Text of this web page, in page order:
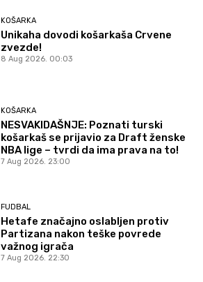
KOŠARKA
Unikaha dovodi košarkaša Crvene
zvezde!
8 Aug 2026. 00:03
KOŠARKA
NESVAKIDAŠNJE: Poznati turski
košarkaš se prijavio za Draft ženske
NBA lige – tvrdi da ima prava na to!
7 Aug 2026. 23:00
FUDBAL
Hetafe značajno oslabljen protiv
Partizana nakon teške povrede
važnog igrača
7 Aug 2026. 22:30